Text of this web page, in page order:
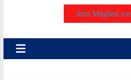
Jetzt Mitglied